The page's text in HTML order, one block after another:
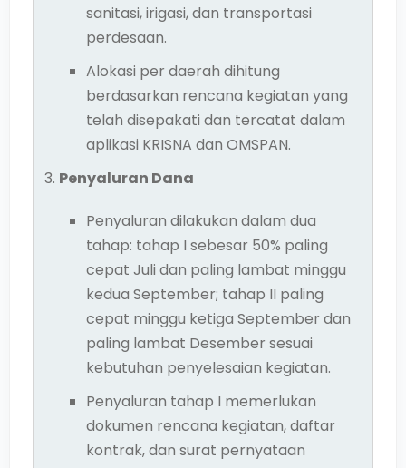
sanitasi, irigasi, dan transportasi
perdesaan.
Alokasi per daerah dihitung
berdasarkan rencana kegiatan yang
telah disepakati dan tercatat dalam
aplikasi KRISNA dan OMSPAN.
Penyaluran Dana
Penyaluran dilakukan dalam dua
tahap: tahap I sebesar 50% paling
cepat Juli dan paling lambat minggu
kedua September; tahap II paling
cepat minggu ketiga September dan
paling lambat Desember sesuai
kebutuhan penyelesaian kegiatan.
Penyaluran tahap I memerlukan
dokumen rencana kegiatan, daftar
kontrak, dan surat pernyataan